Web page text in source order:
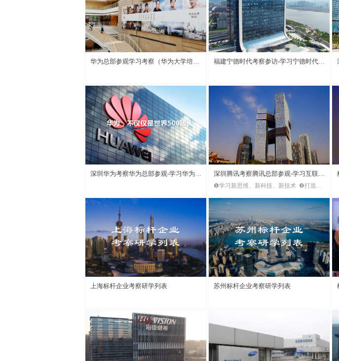
华为总部参观学习考察（华为大学培训
福建宁德时代考察参访-学习宁德时代人
深圳华为考察华为总部参观-学习华为管
深圳腾讯考察腾讯总部参观-学习互联网
+创新与人才培养
❶学习新思维、新科技、新技术 ❷打造创
上海标杆企业考察研学列表 苏州标杆企业考察研学列表
— 全球标杆企业考察学习培训官方战略合作商